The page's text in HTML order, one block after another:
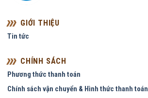
GIỚI THIỆU
Tin tức
CHÍNH SÁCH
Phương thức thanh toán
Chính sách vận chuyển & Hình thức thanh toán